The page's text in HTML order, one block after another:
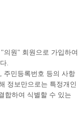
원" 회원으로 가입하여
.
주민등록번호 등의 사항
정보만으로는 특정개인
합하여 식별할 수 있는